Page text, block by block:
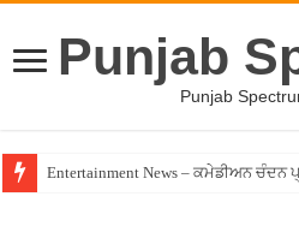
Punjab
Punjab
Entertainment News – ਕਮੇਡੀਅਨ